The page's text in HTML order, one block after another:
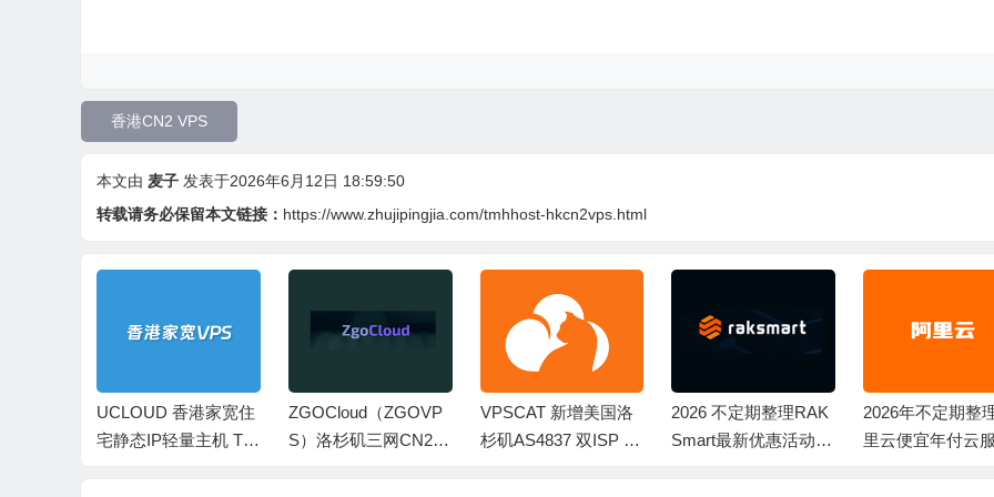
香港CN2 VPS
本文由 麦子 发表于2026年6月12日 18:59:50
转载请务必保留本文链接： https://www.zhujipingjia.com/tmhhost-hkcn2vps.html
ZGOCloud（ZGOVP
S）洛杉矶三网CN2 G
VPSCAT 新增美国洛
杉矶AS4837 双ISP N
2026 不定期整理RAK
Smart最新优惠活动
2026年不定期整理阿
里云便宜年付云服务
WePC提供
VPS 可选全